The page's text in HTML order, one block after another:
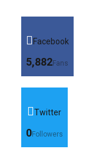
Facebook
5,882Fans
Twitter
0Followers